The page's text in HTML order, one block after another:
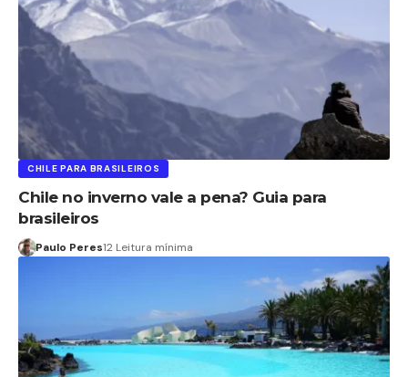
CHILE PARA BRASILEIROS
Chile no inverno vale a pena? Guia para
brasileiros
Paulo Peres12 Leitura mínima